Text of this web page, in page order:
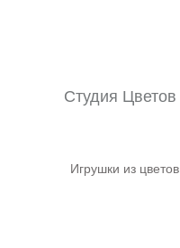
Студия Цветов
Игрушки из